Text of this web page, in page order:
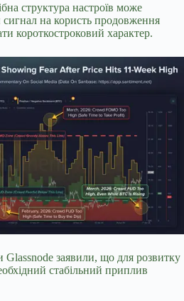
структура настроїв може
сигнал на користь продовження
короткостроковий характер.
заявили, що для розвитку
стабільний приплив